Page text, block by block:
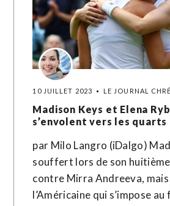
10 JUILLET 2023 LE JOURNAL
Madison Keys et Elena
s’envolent vers les quarts
par Milo Langro (iDalgo)
souffert lors de son
contre Mirra Andreeva, mais
l’Américaine qui s’impose